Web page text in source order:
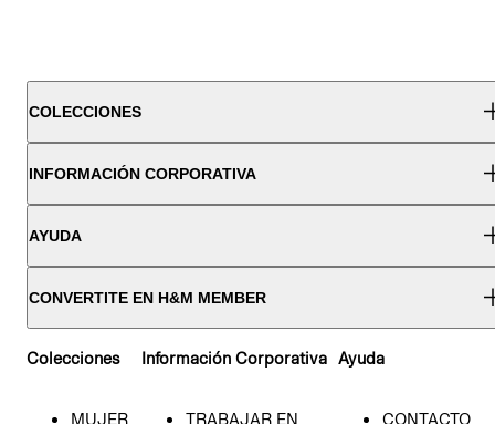
COLECCIONES
INFORMACIÓN CORPORATIVA
AYUDA
CONVERTITE EN H&M MEMBER
Colecciones
MUJER
Información Corporativa
TRABAJAR EN
Ayuda
CONTACTO